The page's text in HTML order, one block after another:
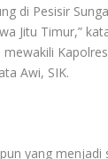
di Pesisir
Jitu Timur,”
mewakili
Awi, SIK.
yang menjadi